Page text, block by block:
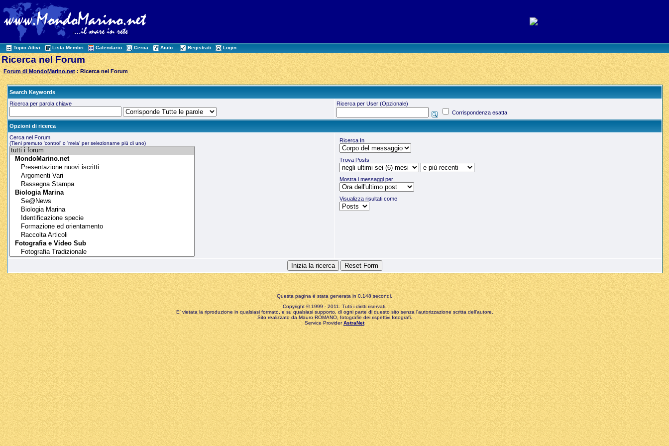
Topic Attivi Lista Membri Calendario Cerca Aiuto Registrati Login
Ricerca nel Forum
Forum di MondoMarino.net : Ricerca nel Forum
Search Keywords
Ricerca per parola chiave
Ricerca per User (Opzionale)
Corrispondenza esatta
Opzioni di ricerca
Cerca nel Forum
(Tieni premuto 'control' o 'mela' per selezionarne più di uno) Ricerca In
Trova Posts
Mostra i messaggi per
Visualizza risultati come
Questa pagina è stata generata in 0,148 secondi.
Copyright © 1999 - 2011. Tutti i diritti riservati.
E' vietata la riproduzione in qualsiasi formato, e su qualsiasi supporto, di ogni parte di questo sito senza l'autorizzazione scritta dell'autore.
Sito realizzato da Mauro ROMANO, fotografie dei rispettivi fotografi.
Service ProviderAstraNet